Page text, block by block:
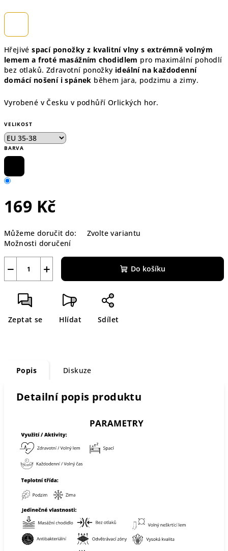
Hřejivéspací ponožky z kvalitní vlny s extrémně volným
lemem a froté masážním chodidlem pro maximální pohodlí
bez otlaků. Zdravotní ponožky ideální na každodenní
domácí nošení i spánek během jara, podzimu a zimy.
Vyrobené v Česku v podhůří Orlických hor.
VELIKOST
BARVA
169 Kč
cena:
Můžeme doručit do:
Zvolte variantu
Možnosti doručení
+
− Do košíku
Zeptat se Hlídat Sdílet
Popis Diskuze
Detailní popis produktu